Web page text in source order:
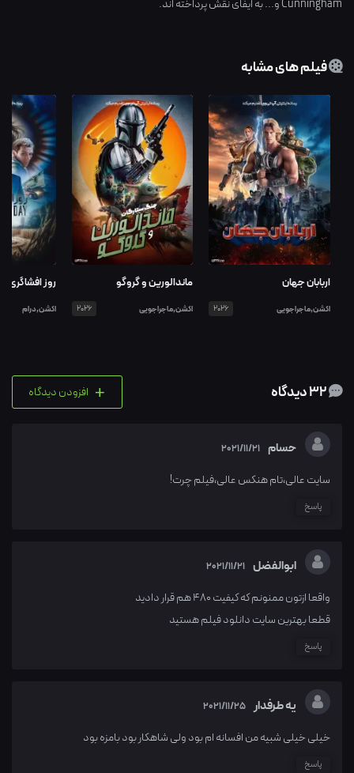
Cunninghamو... به ایفای نقش پرداخته اند.
فیلم های مشابه
اربابان جهان
اکشن,ماجراجویی 2026
ماندالورین و گروگو
اکشن,ماجراجویی 2026
روز افشاگری
اکشن,درام
+ افزودن دیدگاه
حسام 2021/11/21
سایت عالی،تام هنکس عالی،فیلم چرت!
پاسخ
ابوالفضل 2021/11/21
واقعا ازتون ممنونم که کیفیت 480 هم قرار دادید
قطعا بهترین سایت دانلود فیلم هستید
پاسخ
یه طرفدار 2021/11/25
خیلی خیلی شبیه من افسانه ام بود ولی شاهکار بود بامزه بود
پاسخ